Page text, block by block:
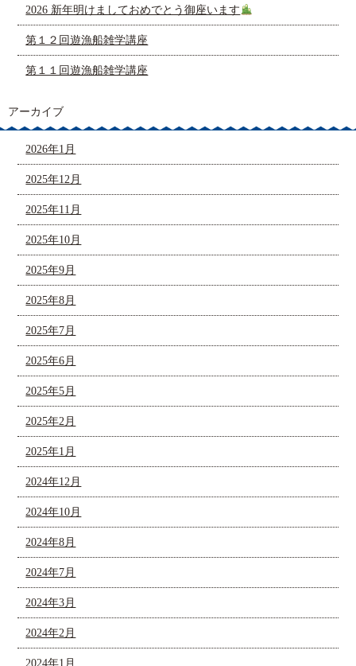
2026 新年明けましておめでとう御座います
第１２回遊漁船雑学講座
第１１回遊漁船雑学講座
アーカイブ
2026年1月
2025年12月
2025年11月
2025年10月
2025年9月
2025年8月
2025年7月
2025年6月
2025年5月
2025年2月
2025年1月
2024年12月
2024年10月
2024年8月
2024年7月
2024年3月
2024年2月
2024年1月